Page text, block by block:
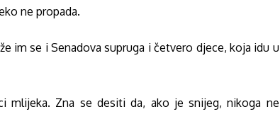
ne propada.
im se i Senadova supruga i četvero djece, koja idu u
mlijeka. Zna se desiti da, ako je snijeg, nikoga ne